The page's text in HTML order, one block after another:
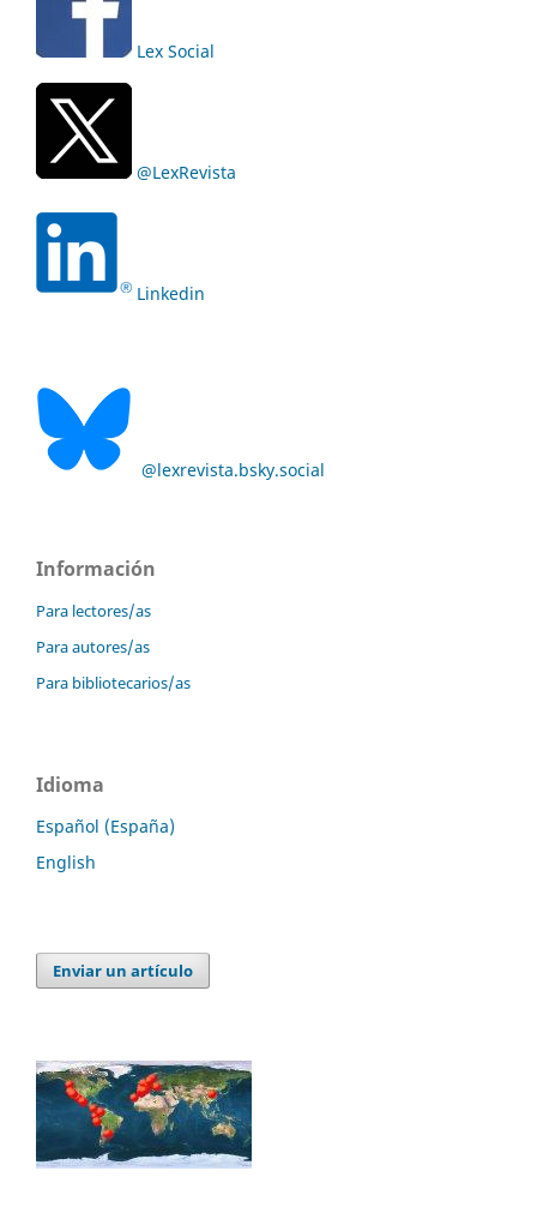
Lex Social
@LexRevista
Linkedin
@lexrevista.bsky.social
Información
Para lectores/as
Para autores/as
Para bibliotecarios/as
Idioma
Español (España)
English
Enviar un artículo